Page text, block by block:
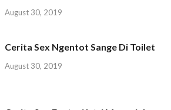
August 30, 2019
Cerita Sex Ngentot Sange Di Toilet
August 30, 2019